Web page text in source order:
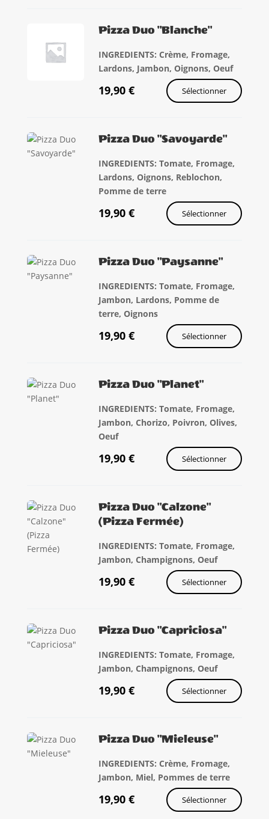
Pizza Duo "Blanche"
INGREDIENTS: Crème, Fromage,
Lardons, Jambon, Oignons, Oeuf
19,90 € Sélectionner
Pizza Duo "Savoyarde"
INGREDIENTS: Tomate, Fromage,
Lardons, Oignons, Reblochon,
Pomme de terre
19,90 € Sélectionner
Pizza Duo "Paysanne"
INGREDIENTS: Tomate, Fromage,
Jambon, Lardons, Pomme de
terre, Oignons
19,90 € Sélectionner
Pizza Duo "Planet"
INGREDIENTS: Tomate, Fromage,
Jambon, Chorizo, Poivron, Olives,
Oeuf
19,90 € Sélectionner
Pizza Duo "Calzone"
(Pizza Fermée)
INGREDIENTS: Tomate, Fromage,
Jambon, Champignons, Oeuf
19,90 € Sélectionner
Pizza Duo "Capriciosa"
INGREDIENTS: Tomate, Fromage,
Jambon, Champignons, Oeuf
19,90 € Sélectionner
Pizza Duo "Mieleuse"
INGREDIENTS: Crème, Fromage,
Jambon, Miel, Pommes de terre
19,90 € Sélectionner